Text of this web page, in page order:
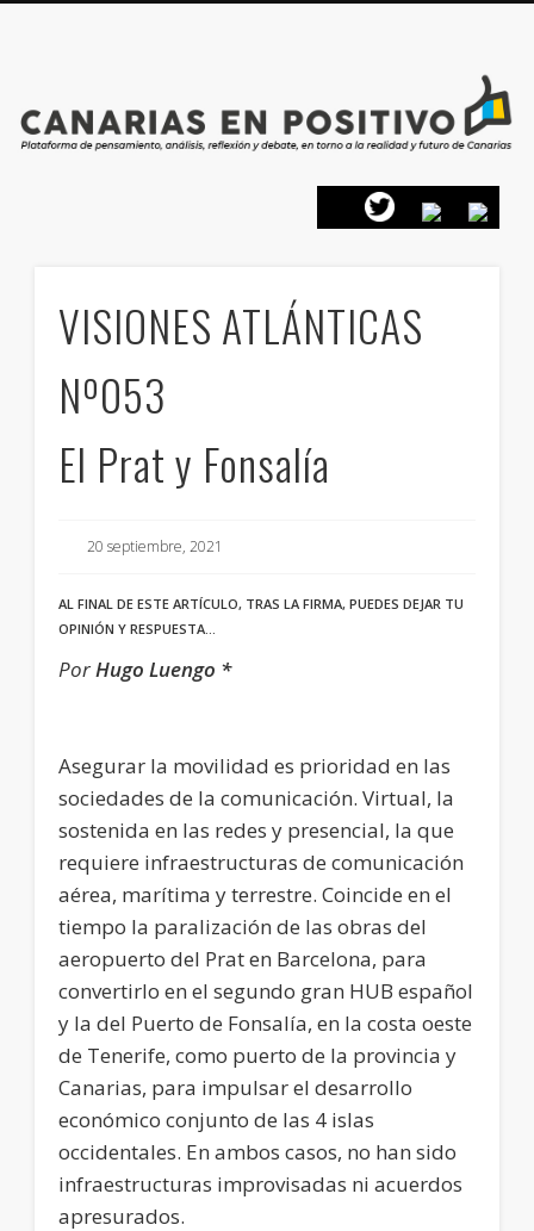
VISIONES ATLÁNTICAS
Nº053
El Prat y Fonsalía
20 septiembre, 2021
AL FINAL DE ESTE ARTÍCULO, TRAS LA FIRMA, PUEDES DEJAR TU
OPINIÓN Y RESPUESTA…
PorHugo Luengo *
Asegurar la movilidad es prioridad en las
sociedades de la comunicación. Virtual, la
sostenida en las redes y presencial, la que
requiere infraestructuras de comunicación
aérea, marítima y terrestre. Coincide en el
tiempo la paralización de las obras del
aeropuerto del Prat en Barcelona, para
convertirlo en el segundo gran HUB español
y la del Puerto de Fonsalía, en la costa oeste
de Tenerife, como puerto de la provincia y
Canarias, para impulsar el desarrollo
económico conjunto de las 4 islas
occidentales. En ambos casos, no han sido
infraestructuras improvisadas ni acuerdos
apresurados.